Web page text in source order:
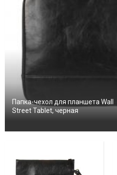
Папка-чехол для планшета Wall
Street Tablet, черная